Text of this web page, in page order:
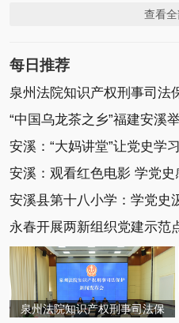
查看
每日推荐
“中国乌龙茶之乡”福建安溪
安溪：“大妈讲堂”让党史学
安溪：观看红色电影 学党史
永春开展两新组织党建示范
泉州法院知识产权刑事司法保